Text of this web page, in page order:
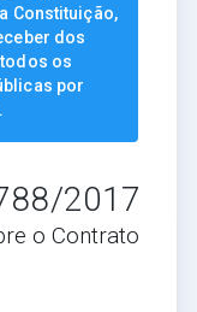
Constituição,
dos
os
por
2017
o Contrato